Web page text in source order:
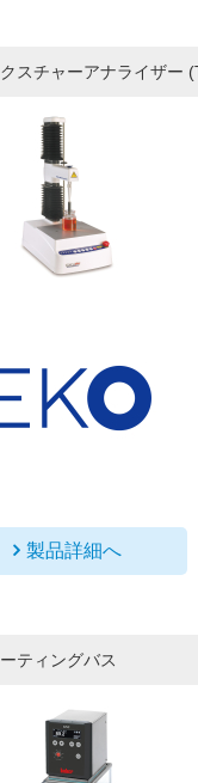
スチャーアナライザー
製品詳細へ
ティングバス